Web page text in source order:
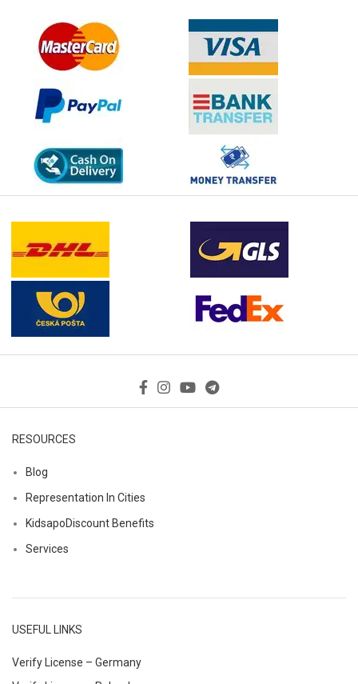
RESOURCES
Blog
Representation In Cities
KidsapoDiscount Benefits
Services
USEFUL LINKS
Verify License – Germany